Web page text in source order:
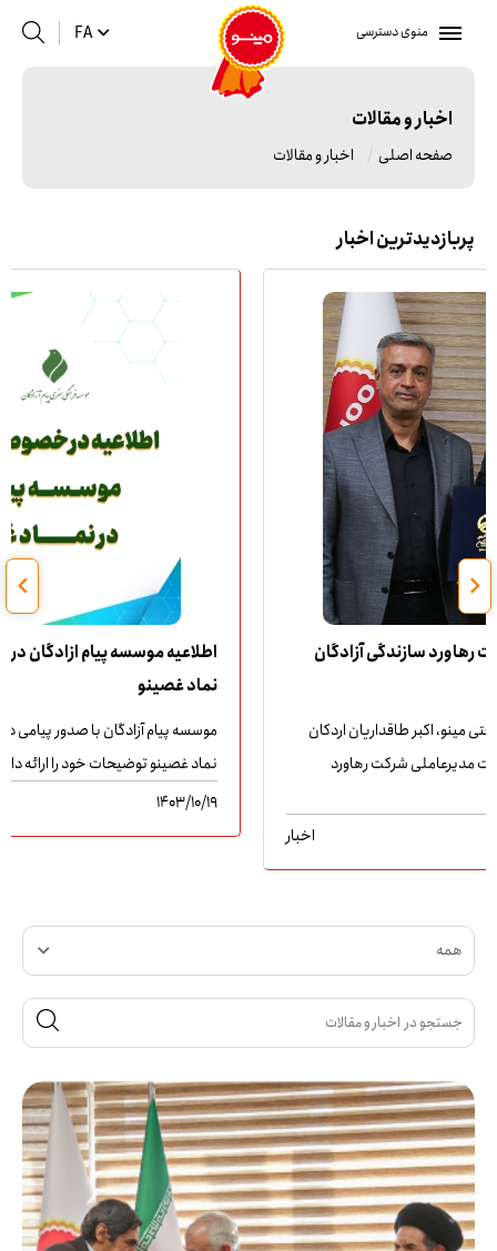
منوی دسترسی FA
اخبار و مقالات
صفحه اصلی اخبار و مقالات
پربازدیدترین اخبار
اطلاعیه موسسه پیام ازادگان درباره سهام اهدایی موسسه در
موسسه پیام آزادگان با صدور پیامی درباره آزاد سازی سهام اهدایی در
نماد غصینو توضیحات خود را ارائه داد.
همه